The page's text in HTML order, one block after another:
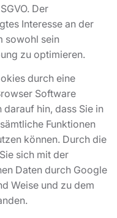
Der
Interesse an der
sowohl sein
zu optimieren.
durch eine
Software
hin, dass Sie in
Funktionen
können. Durch die
sich mit der
Daten durch Google
Weise und zu dem